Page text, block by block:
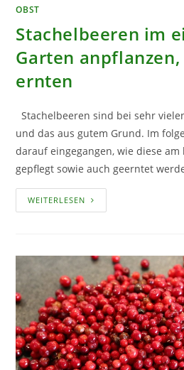
OBST
Stachelbeeren im
Garten
ernten
Stachelbeeren sind bei sehr
und das aus gutem Grund. Im
darauf eingegangen, wie diese am
gepflegt sowie auch geerntet
WEITERLESEN STACHELBEEREN
IM
UND
ERNTEN